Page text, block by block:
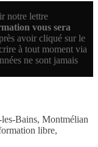
notre lettre
vous sera
avoir cliqué sur le
à tout moment via
ne sont jamais
Bains, Montmélian
libre,